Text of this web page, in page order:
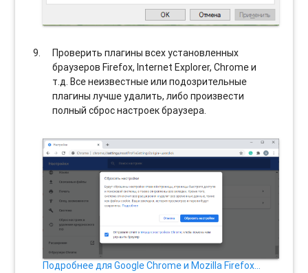
Проверить плагины всех установленных
браузеров Firefox, Internet Explorer, Chrome и
т.д. Все неизвестные или подозрительные
плагины лучше удалить, либо произвести
полный сброс настроек браузера.
Подробнее для Google Chrome и Mozilla Firefox…